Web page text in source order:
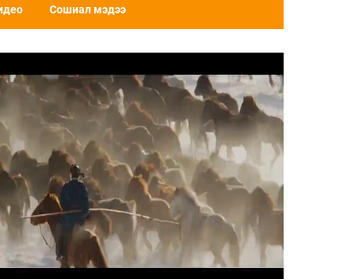
Сошиал мэдээ